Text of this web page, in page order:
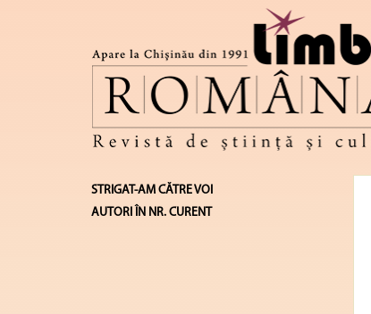
STRIGAT-AM CĂTRE VOI
AUTORI ÎN NR. CURENT